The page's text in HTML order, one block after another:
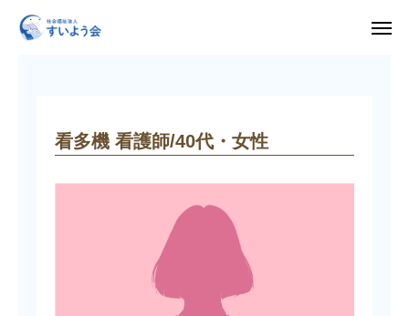
募集要項
看多機 看護師/40代・女性